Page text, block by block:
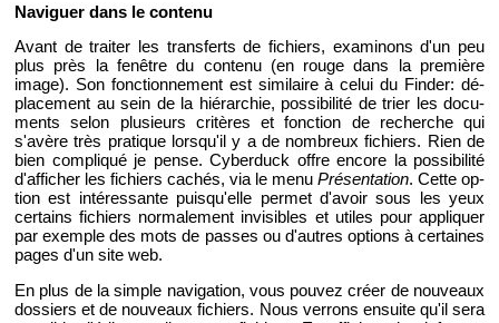
Na­vi­guer dans le contenu
Avant de trai­ter les trans­ferts de fi­chiers, exa­mi­nons d'un peu
plus près la fe­nêtre du contenu (en rouge dans la pre­mière
image). Son fonc­tion­ne­ment est si­mi­laire à celui du Fin­der: dé­
pla­ce­ment au sein de la hié­rar­chie, pos­si­bi­lité de trier les do­cu­
ments selon plu­sieurs cri­tères et fonc­tion de re­cherche qui
s'avère très pra­tique lors­qu'il y a de nom­breux fi­chiers. Rien de
bien com­pli­qué je pense. Cy­ber­duck offre en­core la pos­si­bi­lité
d'af­fi­cher les fi­chiers ca­chés, via le menu Pré­sen­ta­tion. Cette op­
tion est in­té­res­sante puis­qu'elle per­met d'avoir sous les yeux
cer­tains fi­chiers nor­ma­le­ment in­vi­sibles et utiles pour ap­pli­quer
par exemple des mots de passes ou d'autres op­tions à cer­taines
pages d'un site web.
En plus de la simple na­vi­ga­tion, vous pou­vez créer de nou­veaux
dos­siers et de nou­veaux fi­chiers. Nous ver­rons en­suite qu'il sera